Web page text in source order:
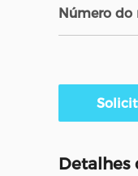
Número do